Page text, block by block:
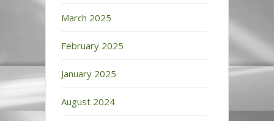
March 2025
February 2025
January 2025
August 2024